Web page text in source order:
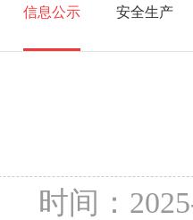
信息公示 安全生产
时间：